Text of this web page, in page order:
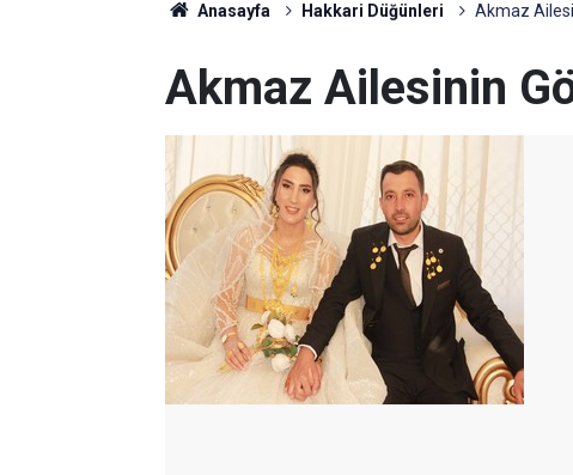
Anasayfa Hakkari Düğünleri Akmaz
Akmaz Ailesinin